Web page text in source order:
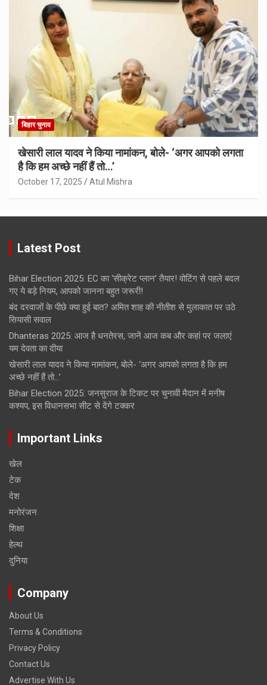
बिहार चुनाव
खेसारी लाल यादव ने किया नामांकन, बोले- ‘अगर आपको लगता
है कि हम अच्छे नहीं हैं तो…’
October 17, 2025 Atul Mishra
Latest Post
Bihar Election 2025: EC का ‘सीक्रेट प्लान’ तैयार! वोटिंग से पहले बदल
गए ये बड़े नियम, आपको जानना बहुत जरूरी!
बंद दरवाजों के पीछे क्या हुई बात? अमित शाह की नीतीश से मुलाकात पर उठे
सियासी सवाल
Dhanteras 2025: आज है धनतेरस, जानें आज कब और कहां पर जलाएं
यम देवता का दीया
खेसारी लाल यादव ने किया नामांकन, बोले- ‘अगर आपको लगता है कि हम
अच्छे नहीं हैं तो…’
Bihar Election 2025: जनसुराज के टिकट पर चुनावी मैदान में मनीष
कश्यप, इस विधानसभा सीट से देंगे टक्कर
Important Links
खेल
टेक
देश
मनोरंजन
शिक्षा
हेल्‍थ
दुनिया
Company
About Us
Terms & Conditions
Privacy Policy
Contact Us
Advertise With Us